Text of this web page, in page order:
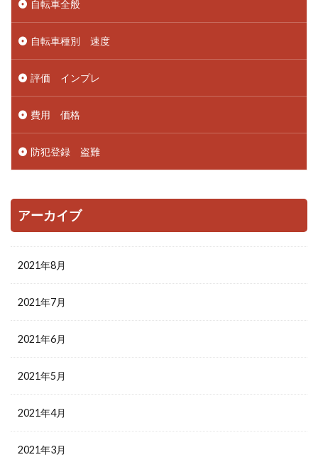
自転車全般
自転車種別 速度
評価 インプレ
費用 価格
防犯登録 盗難
アーカイブ
2021年8月
2021年7月
2021年6月
2021年5月
2021年4月
2021年3月